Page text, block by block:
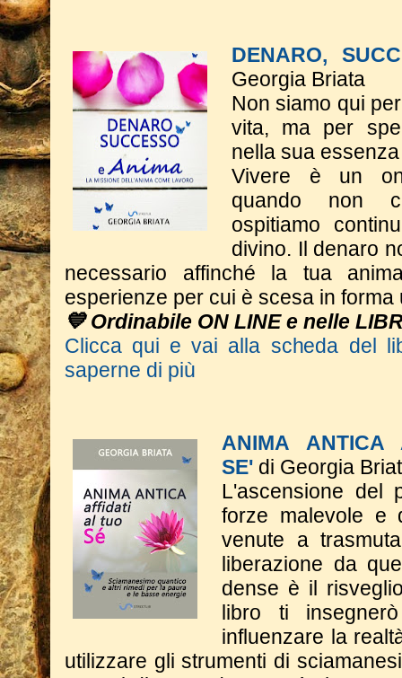
DENARO,
Georgia Briata
Non siamo qui
vita, ma per
nella sua
Vivere è un
quando non
ospitiamo
divino. Il denaro
necessario affinché la tua
esperienze per cui è scesa in
💙 Ordinabile ON LINE e nelle
Clicca qui e vai alla scheda del
saperne di più
ANIMA ANTICA
SE' di Georgia
L'ascensione del
forze malevole e
venute a
liberazione da
dense è il
libro ti
influenzare la
utilizzare gli strumenti di